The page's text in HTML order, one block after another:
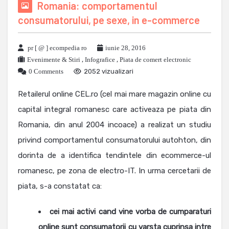
Romania: comportamentul
consumatorului, pe sexe, in e-commerce
pr [ @ ] ecompedia ro
iunie 28, 2016
Evenimente & Stiri , Infografice , Piata de comert electronic
0 Comments
2052 vizualizari
Retailerul online CEL.ro (cel mai mare magazin online cu
capital integral romanesc care activeaza pe piata din
Romania, din anul 2004 incoace) a realizat un studiu
privind comportamentul consumatorului autohton, din
dorinta de a identifica tendintele din ecommerce-ul
romanesc, pe zona de electro-IT. In urma cercetarii de
piata, s-a constatat ca:
cei mai activi cand vine vorba de cumparaturi
online sunt consumatorii cu varsta cuprinsa intre